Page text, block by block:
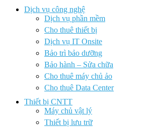
Dịch vụ công nghệ
Dịch vụ phần mềm
Cho thuê thiết bị
Dịch vụ IT Onsite
Bảo trì bảo dưỡng
Bảo hành – Sửa chữa
Cho thuê máy chủ ảo
Cho thuê Data Center
Thiết bị CNTT
Máy chủ vật lý
Thiết bị lưu trữ